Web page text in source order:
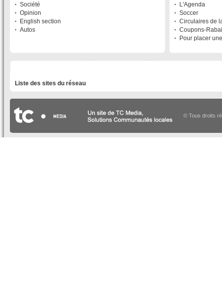
Société
Opinion
English section
Autos
L'Agenda
Soccer
Circulaires de
Coupons-
Pour placer
Liste des sites du réseau
© Tous droits